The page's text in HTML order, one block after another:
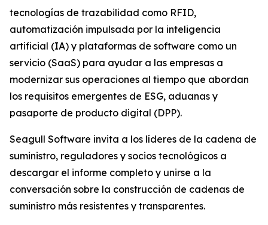
tecnologías de trazabilidad como RFID,
automatización impulsada por la inteligencia
artificial (IA) y plataformas de software como un
servicio (SaaS) para ayudar a las empresas a
modernizar sus operaciones al tiempo que abordan
los requisitos emergentes de ESG, aduanas y
pasaporte de producto digital (DPP).
Seagull Software invita a los líderes de la cadena de
suministro, reguladores y socios tecnológicos a
descargar el informe completo y unirse a la
conversación sobre la construcción de cadenas de
suministro más resistentes y transparentes.